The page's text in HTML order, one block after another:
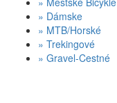
» Dámske
» MTB/Horské
» Trekingové
» Gravel-Cestné